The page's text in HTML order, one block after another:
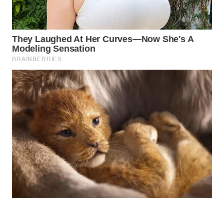
WAHANA
ADVOKAT
WAHANA
WAHANA
KONSUMEN
WAHANA
LISTRIK
WAHANA
TRAVEL